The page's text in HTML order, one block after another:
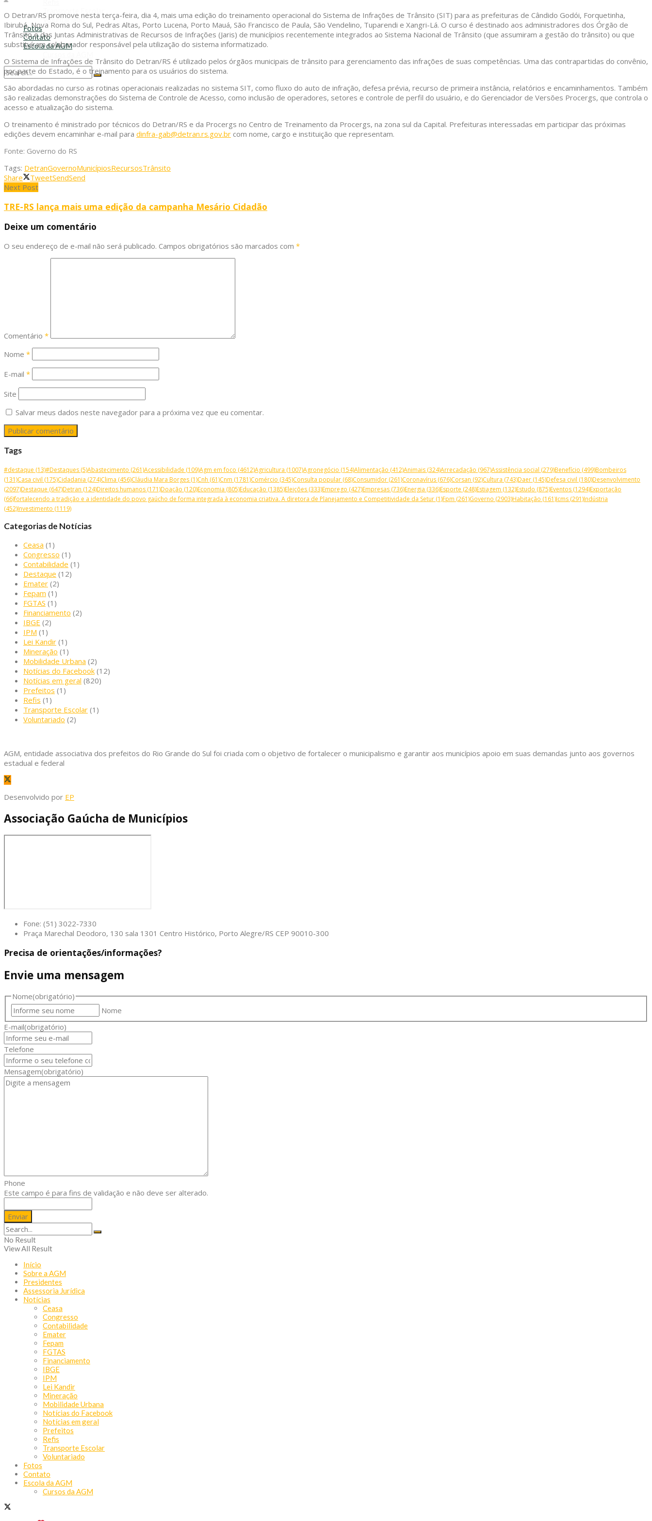
Voluntariado
Fotos
Contato
Escola da AGM
View All Result
O Detran/RS promove nesta terça-feira, dia 4, mais uma edição do treinamento operacional do Sistema de Infrações de Trânsito (SIT) para as prefeituras de Cândido Godói, Forquetinha,
Ibirubá, Nova Roma do Sul, Pedras Altas, Porto Lucena, Porto Mauá, São Francisco de Paula, São Vendelino, Tuparendi e Xangri-Lá. O curso é destinado aos administradores dos Órgão de
Trânsito e das Juntas Administrativas de Recursos de Infrações (Jaris) de municípios recentemente integrados ao Sistema Nacional de Trânsito (que assumiram a gestão do trânsito) ou que
substituíram colaborador responsável pela utilização do sistema informatizado.
O Sistema de Infrações de Trânsito do Detran/RS é utilizado pelos órgãos municipais de trânsito para gerenciamento das infrações de suas competências. Uma das contrapartidas do convênio,
por parte do Estado, é o treinamento para os usuários do sistema.
São abordadas no curso as rotinas operacionais realizadas no sistema SIT, como fluxo do auto de infração, defesa prévia, recurso de primeira instância, relatórios e encaminhamentos. Também
são realizadas demonstrações do Sistema de Controle de Acesso, como inclusão de operadores, setores e controle de perfil do usuário, e do Gerenciador de Versões Procergs, que controla o
acesso e atualização do sistema.
O treinamento é ministrado por técnicos do Detran/RS e da Procergs no Centro de Treinamento da Procergs, na zona sul da Capital. Prefeituras interessadas em participar das próximas
edições devem encaminhar e-mail para dinfra-gab@detran.rs.gov.br com nome, cargo e instituição que representam.
Fonte: Governo do RS
Tags: DetranGovernoMunicípiosRecursosTrânsito
Share
TweetSendSend
Next Post
TRE-RS lança mais uma edição da campanha Mesário Cidadão
Deixe um comentário
O seu endereço de e-mail não será publicado. Campos obrigatórios são marcados com *
Comentário *
Nome *
E-mail *
Site
Salvar meus dados neste navegador para a próxima vez que eu comentar.
Tags
#destaque (13)#Destaques (5)Abastecimento (261)Acessibilidade (109)Agm em foco (4612)Agricultura (1007)Agronegócio (154)Alimentação (412)Animais (324)Arrecadação (967)Assistência social (279)Benefício (499)Bombeiros
(131)Casa civil (175)Cidadania (274)Clima (456)Cláudia Mara Borges (1)Cnh (61)Cnm (1781)Comércio (345)Consulta popular (68)Consumidor (261)Coronavírus (676)Corsan (92)Cultura (743)Daer (145)Defesa civil (180)Desenvolvimento
(2097)Destaque (647)Detran (124)Direitos humanos (171)Doação (120)Economia (805)Educação (1385)Eleições (333)Emprego (427)Empresas (736)Energia (336)Esporte (248)Estiagem (132)Estudo (875)Eventos (1294)Exportação
(66)fortalecendo a tradição e a identidade do povo gaúcho de forma integrada à economia criativa. A diretora de Planejamento e Competitividade da Setur (1)Fpm (261)Governo (2903)Habitação (161)Icms (291)Indústria
(452)Investimento (1119)
Categorias de Notícias
Ceasa (1)
Congresso (1)
Contabilidade (1)
Destaque (12)
Emater (2)
Fepam (1)
FGTAS (1)
Financiamento (2)
IBGE (2)
IPM (1)
Lei Kandir (1)
Mineração (1)
Mobilidade Urbana (2)
Notícias do Facebook (12)
Notícias em geral (820)
Prefeitos (1)
Refis (1)
Transporte Escolar (1)
Voluntariado (2)
AGM, entidade associativa dos prefeitos do Rio Grande do Sul foi criada com o objetivo de fortalecer o municipalismo e garantir aos municípios apoio em suas demandas junto aos governos
estadual e federal
Desenvolvido por EP
Associação Gaúcha de Municípios
Fone: (51) 3022-7330
Praça Marechal Deodoro, 130 sala 1301 Centro Histórico, Porto Alegre/RS CEP 90010-300
Precisa de orientações/informações?
Envie uma mensagem
Nome(obrigatório)
Nome
E-mail(obrigatório)
Telefone
Mensagem(obrigatório)
Phone
Este campo é para fins de validação e não deve ser alterado.
No Result
View All Result
Início
Sobre a AGM
Presidentes
Assessoria Jurídica
Notícias
Ceasa
Congresso
Contabilidade
Emater
Fepam
FGTAS
Financiamento
IBGE
IPM
Lei Kandir
Mineração
Mobilidade Urbana
Notícias do Facebook
Notícias em geral
Prefeitos
Refis
Transporte Escolar
Voluntariado
Fotos
Contato
Escola da AGM
Cursos da AGM